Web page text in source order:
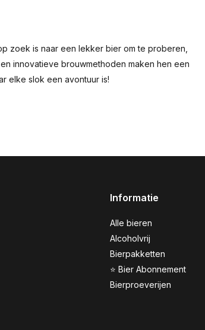
zoek is naar een lekker bier om te proberen,
innovatieve brouwmethoden maken hen een
elke slok een avontuur is!
Informatie
Alle bieren
Alcoholvrij
Bierpakketten
⭐ Bier Abonnement
Bierproeverijen